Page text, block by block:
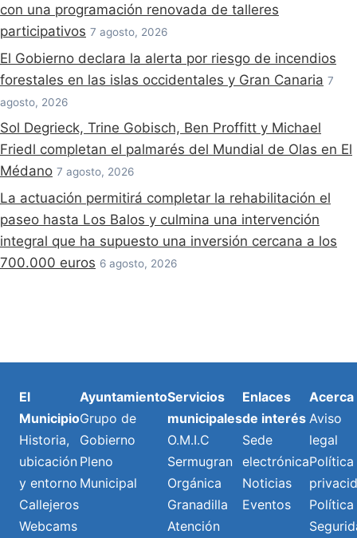
con una programación renovada de talleres
participativos 7 agosto, 2026
El Gobierno declara la alerta por riesgo de incendios
forestales en las islas occidentales y Gran Canaria 7
agosto, 2026
Sol Degrieck, Trine Gobisch, Ben Proffitt y Michael
Friedl completan el palmarés del Mundial de Olas en El
Médano 7 agosto, 2026
La actuación permitirá completar la rehabilitación el
paseo hasta Los Balos y culmina una intervención
integral que ha supuesto una inversión cercana a los
700.000 euros 6 agosto, 2026
El
Municipio
Historia,
ubicación
y entorno
Callejeros
Webcams
Ayuntamiento
Grupo de
Gobierno
Pleno
Municipal
Servicios
municipales
O.M.I.C
Sermugran
Orgánica
Granadilla
Atención
Enlaces
de interés
Sede
electrónica
Noticias
Eventos
Acerca
Aviso
legal
Política
Política